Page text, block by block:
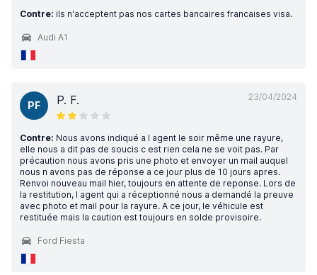
Contre: ils n'acceptent pas nos cartes bancaires francaises visa.
Audi A1
23/04/2024
PF P. F.
Contre: Nous avons indiqué a l agent le soir même une rayure,
elle nous a dit pas de soucis c est rien cela ne se voit pas. Par
précaution nous avons pris une photo et envoyer un mail auquel
nous n avons pas de réponse a ce jour plus de 10 jours apres.
Renvoi nouveau mail hier, toujours en attente de reponse. Lors de
la restitution, l agent qui a réceptionné nous a demandé la preuve
avec photo et mail pour la rayure. A ce jour, le véhicule est
restituée mais la caution est toujours en solde provisoire.
Ford Fiesta